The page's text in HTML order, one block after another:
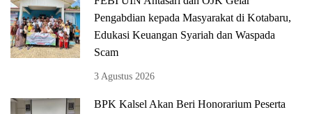
Pengabdian kepada Masyarakat di Kotabaru,
Edukasi Keuangan Syariah dan Waspada
Scam
3 Agustus 2026
BPK Kalsel Akan Beri Honorarium Peserta